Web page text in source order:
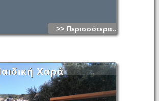
>> Περισσότερα...
Χαρά